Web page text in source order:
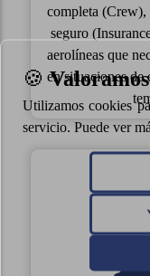
completa (Crew),
seguro
aerolíneas que
en situaciones de
🍪
Utilizamos cookies
servicio. Puede ver